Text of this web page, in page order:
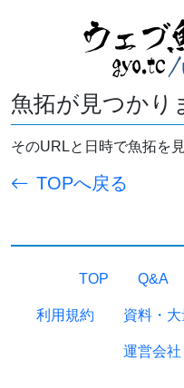
魚拓が見つかり
そのURLと日時で魚拓を
TOPへ戻る
TOP Q&A
利用規約 資料・
運営会社